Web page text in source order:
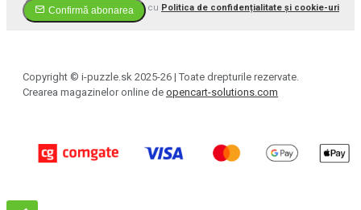
Confirmă abonarea
Am citit și sunt de acord cu Politica de confidențialitate și cookie-uri
Copyright © i-puzzle.sk 2025-26 | Toate drepturile rezervate.
Crearea magazinelor online de opencart-solutions.com